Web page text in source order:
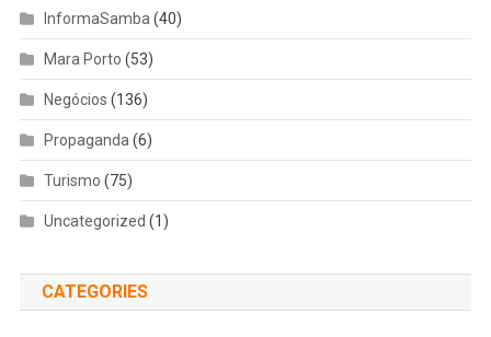
InformaSamba(40)
Mara Porto (53)
Negócios (136)
Propaganda(6)
Turismo (75)
Uncategorized (1)
CATEGORIES